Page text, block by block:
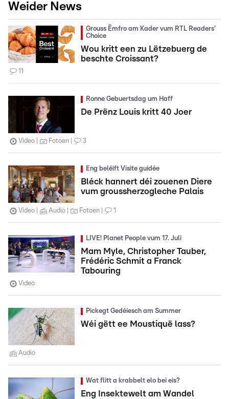
Weider News
Grouss Ëmfro am Kader vum RTL Readers'
Choice
Wou kritt een zu Lëtzebuerg de
beschte Croissant?
11
Ronne Gebuertsdag um Haff
De Prënz Louis kritt 40 Joer
Video Fotoen 3
Eng beléift Visite guidée
Bléck hannert déi zouenen Diere
vum groussherzogleche Palais
Video Audio Fotoen 1
LIVE! Planet People vum 17. Juli
Mam Myle, Christopher Tauber,
Frédéric Schmit a Franck
Tabouring
Video
Pickegt Gedéiesch am Summer
Wéi gëtt ee Moustiquë lass?
Audio
Wat flitt a krabbelt elo bei eis?
Eng Insektewelt am Wandel